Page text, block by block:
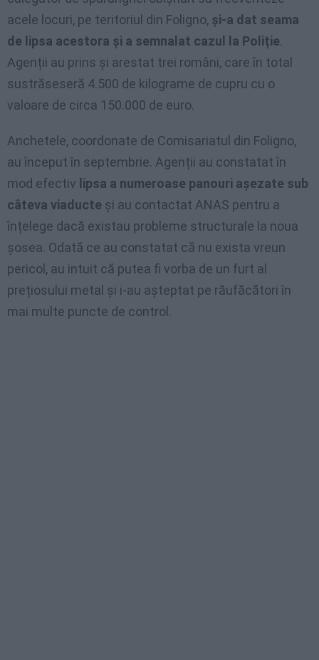
acele locuri, pe teritoriul din Foligno, și-a dat seama
de lipsa acestora și a semnalat cazul la Poliție.
Agenții au prins și arestat trei români, care în total
sustrăseseră 4.500 de kilograme de cupru cu o
valoare de circa 150.000 de euro.
Anchetele, coordonate de Comisariatul din Foligno,
au început în septembrie. Agenții au constatat în
mod efectiv lipsa a numeroase panouri așezate sub
câteva viaducte și au contactat ANAS pentru a
înțelege dacă existau probleme structurale la noua
șosea. Odată ce au constatat că nu exista vreun
pericol, au intuit că putea fi vorba de un furt al
prețiosului metal și i-au așteptat pe răufăcători în
mai multe puncte de control.